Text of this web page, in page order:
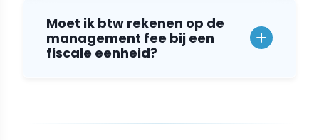
Moet ik btw rekenen op de
management fee bij een
fiscale eenheid?